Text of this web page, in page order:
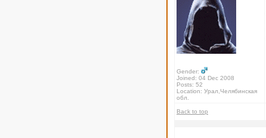
Gender:
Joined: 04 Dec 2008
Posts: 52
Location: Урал,Челябинская
обл.
Back to top